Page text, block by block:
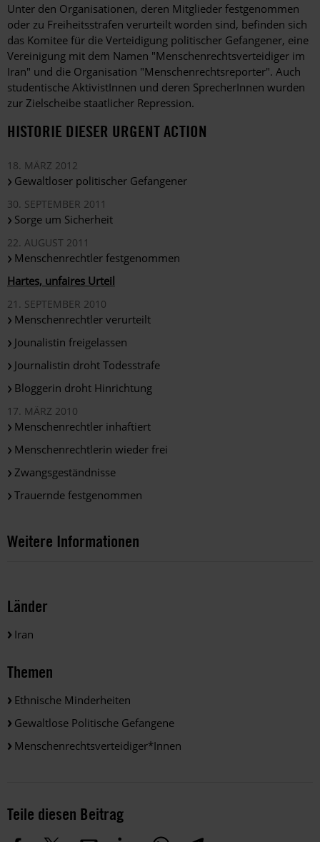
Unter den Organisationen, deren Mitglieder festgenommen
oder zu Freiheitsstrafen verurteilt worden sind, befinden sich
das Komitee für die Verteidigung politischer Gefangener, eine
Vereinigung mit dem Namen "Menschenrechtsverteidiger im
Iran" und die Organisation "Menschenrechtsreporter". Auch
studentische AktivistInnen und deren SprecherInnen wurden
zur Zielscheibe staatlicher Repression.
HISTORIE DIESER URGENT ACTION
18. MÄRZ 2012
Gewaltloser politischer Gefangener
30. SEPTEMBER 2011
Sorge um Sicherheit
22. AUGUST 2011
Menschenrechtler festgenommen
Hartes, unfaires Urteil
21. SEPTEMBER 2010
Menschenrechtler verurteilt
Jounalistin freigelassen
Journalistin droht Todesstrafe
Bloggerin droht Hinrichtung
17. MÄRZ 2010
Menschenrechtler inhaftiert
Menschenrechtlerin wieder frei
Zwangsgeständnisse
Trauernde festgenommen
Weitere Informationen
Länder
Iran
Themen
Ethnische Minderheiten
Gewaltlose Politische Gefangene
Menschenrechtsverteidiger*innen
Teile diesen Beitrag